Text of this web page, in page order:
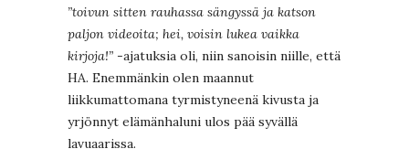
”toivun sitten rauhassa sängyssä ja katson
paljon videoita; hei, voisin lukea vaikka
kirjoja!” -ajatuksia oli, niin sanoisin niille, että
HA. Enemmänkin olen maannut
liikkumattomana tyrmistyneenä kivusta ja
yrjönnyt elämänhaluni ulos pää syvällä
lavuaarissa.